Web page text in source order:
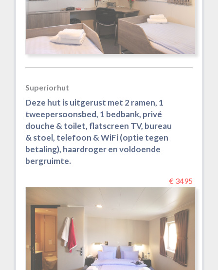
Superiorhut
Deze hut is uitgerust met 2 ramen, 1
tweepersoonsbed, 1 bedbank, privé
douche & toilet, flatscreen TV, bureau
& stoel, telefoon & WiFi (optie tegen
betaling), haardroger en voldoende
bergruimte.
€ 3495